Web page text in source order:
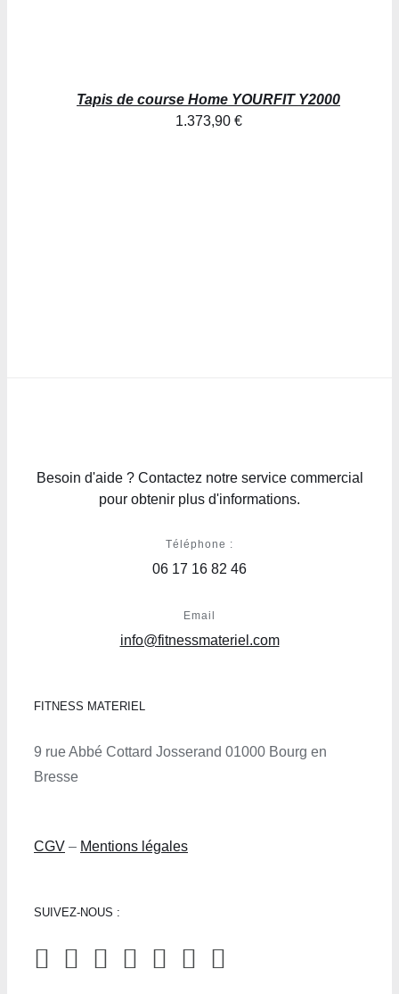
Tapis de course Home YOURFIT Y2000
1.373,90 €
Besoin d'aide ? Contactez notre service commercial
pour obtenir plus d'informations.
Téléphone :
06 17 16 82 46
Email
info@fitnessmateriel.com
FITNESS MATERIEL
9 rue Abbé Cottard Josserand 01000 Bourg en
Bresse
CGV – Mentions légales
SUIVEZ-NOUS :